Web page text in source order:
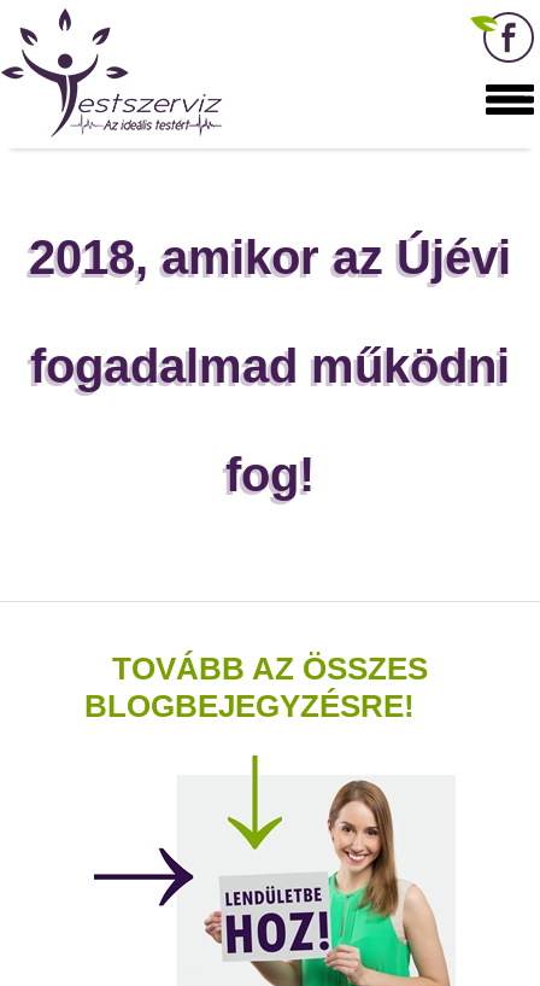
2018, amikor az Újévi
fogadalmad működni
fog!
TOVÁBB AZ ÖSSZES
BLOGBEJEGYZÉSRE!